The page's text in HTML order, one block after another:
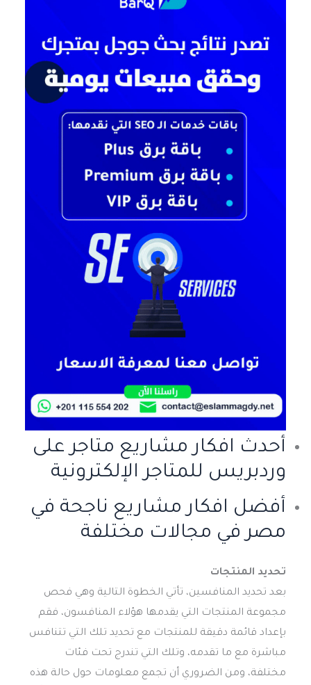
أحدث افكار مشاريع متاجر على
وردبريس للمتاجر الإلكترونية
أفضل افكار مشاريع ناجحة في
مصر في مجالات مختلفة
تحديد المنتجات
بعد تحديد المنافسين، تأتي الخطوة التالية وهي فحص
مجموعة المنتجات التي يقدمها هؤلاء المنافسون، فقم
بإعداد قائمة دقيقة للمنتجات مع تحديد تلك التي تتنافس
مباشرة مع ما تقدمه، وتلك التي تندرج تحت فئات
مختلفة، ومن الضروري أن تجمع معلومات حول حالة هذه